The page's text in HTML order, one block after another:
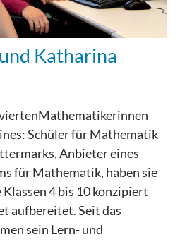
Katharina
Schüler für Mathematik
Anbieter eines
für Mathematik, haben sie
4 bis 10 konzipiert
aufbereitet. Seit das
sein Lern- und